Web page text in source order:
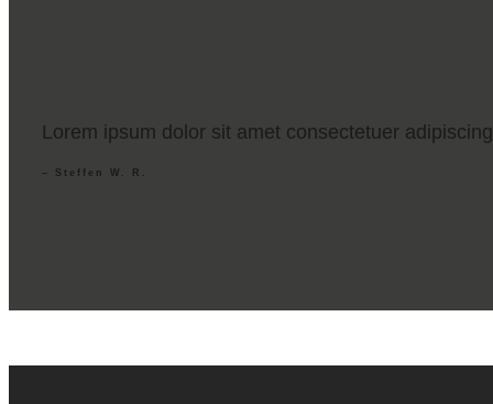
Lorem ipsum dolor sit amet consectetuer
– Steffen W. R.